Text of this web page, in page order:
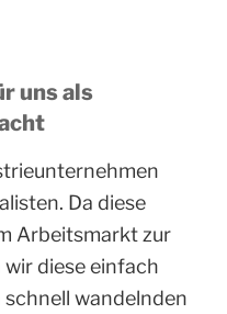
uns als
Da diese
Arbeitsmarkt zur
diese einfach
schnell wandelnden